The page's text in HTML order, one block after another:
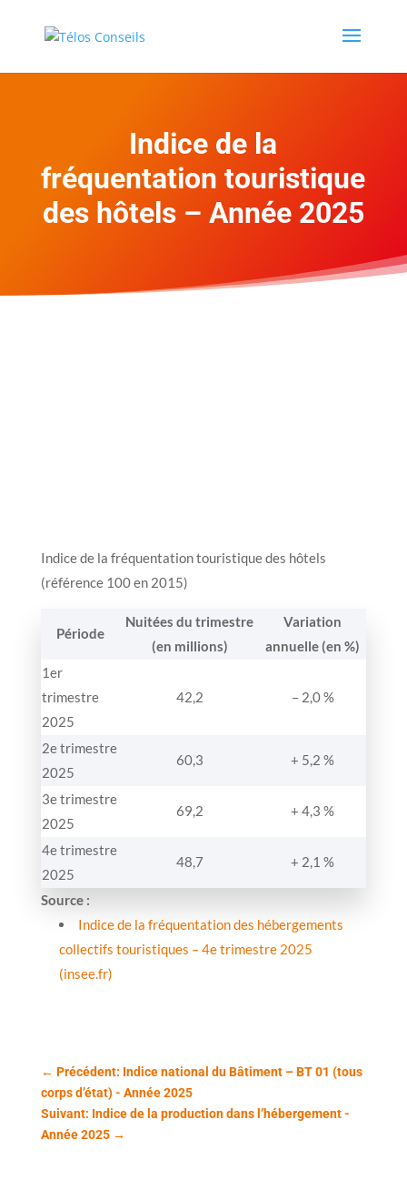
Indice de la
fréquentation touristique
des hôtels – Année 2025
Indice de la fréquentation touristique des hôtels
(référence 100 en 2015)
Période
Nuitées du trimestre
(en millions)
Variation
annuelle (en %)
1er
trimestre
2025
42,2 – 2,0 %
2e trimestre
2025
60,3 + 5,2 %
3e trimestre
2025
69,2 + 4,3 %
4e trimestre
2025
48,7 + 2,1 %
Source :
Indice de la fréquentation des hébergements
collectifs touristiques – 4e trimestre 2025
(insee.fr)
← Précédent: Indice national du Bâtiment – BT 01 (tous
corps d’état) - Année 2025
Suivant: Indice de la production dans l’hébergement -
Année 2025→